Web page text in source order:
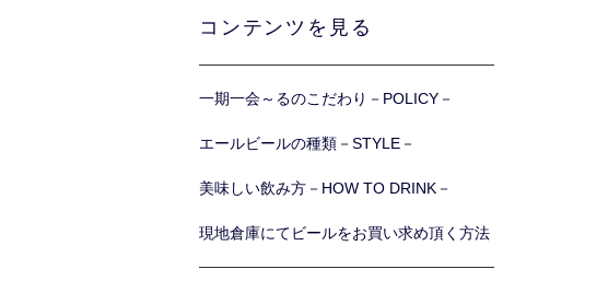
コンテンツを見る
一期一会～るのこだわり－POLICY－
エールビールの種類－STYLE－
美味しい飲み方－HOW TO DRINK－
現地倉庫にてビールをお買い求め頂く方法